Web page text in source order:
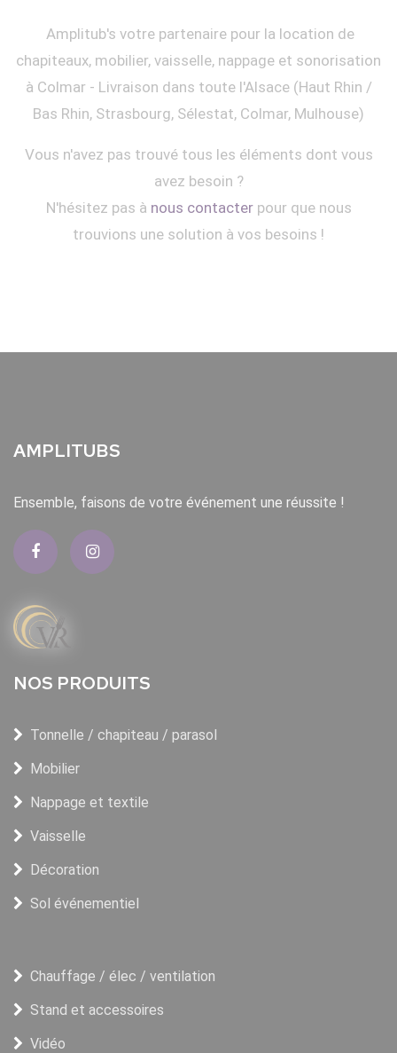
Amplitub's votre partenaire pour la location de
chapiteaux, mobilier, vaisselle, nappage et sonorisation
à Colmar - Livraison dans toute l'Alsace (Haut Rhin /
Bas Rhin, Strasbourg, Sélestat, Colmar, Mulhouse)
Vous n'avez pas trouvé tous les éléments dont vous
avez besoin ?
N'hésitez pas à nous contacterpour que nous
trouvions une solution à vos besoins !
AMPLITUBS
Ensemble, faisons de votre événement une réussite !
NOS PRODUITS
Tonnelle / chapiteau / parasol
Mobilier
Nappage et textile
Vaisselle
Décoration
Sol événementiel
Chauffage / élec / ventilation
Stand et accessoires
Vidéo